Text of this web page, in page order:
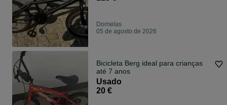
Dornelas
05 de agosto de 2026
Bicicleta Berg ideal para crianças
até 7 anos
Usado
20 €